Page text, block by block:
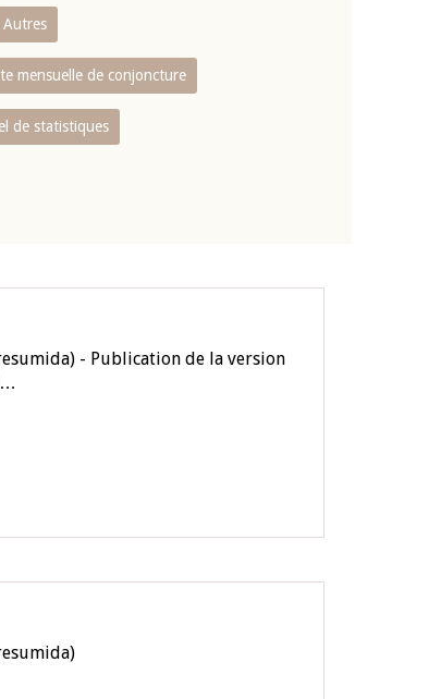
Autres
mensuelle de conjoncture
de statistiques
- Publication de la version